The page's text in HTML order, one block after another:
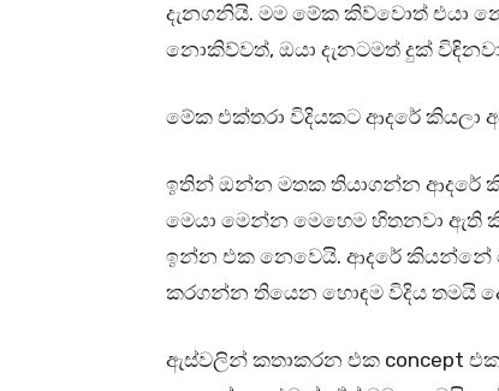
දැනගනියි. මම මේක කිව්වොත් එයා
නොකිව්වත්, ඔයා දැනටමත් දුක්
මේක එක්තරා විදියකට ආදරේ කියලා
ඉතින් ඔන්න මතක තියාගන්න ආදරේ
මෙයා මෙන්න මෙහෙම හිතනවා ඇති
ඉන්න එක නෙවෙයි. ආදරේ කියන්නේ
කරගන්න තියෙන හොඳම විදිය තමයි
ඇස්වලින් කතාකරන එක concept